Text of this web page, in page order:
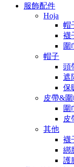
服飾配件
Hoja
帽
襪
圍
帽子
頭
遮
保
皮帶&圍
圍
皮
其他
襪
綁
護